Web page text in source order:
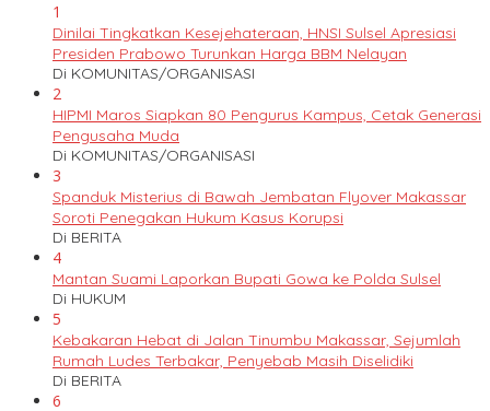
1
Dinilai Tingkatkan Kesejehateraan, HNSI Sulsel Apresiasi
Presiden Prabowo Turunkan Harga BBM Nelayan
Di KOMUNITAS/ORGANISASI
2
HIPMI Maros Siapkan 80 Pengurus Kampus, Cetak Generasi
Pengusaha Muda
Di KOMUNITAS/ORGANISASI
3
Spanduk Misterius di Bawah Jembatan Flyover Makassar
Soroti Penegakan Hukum Kasus Korupsi
Di BERITA
4
Mantan Suami Laporkan Bupati Gowa ke Polda Sulsel
Di HUKUM
5
Kebakaran Hebat di Jalan Tinumbu Makassar, Sejumlah
Rumah Ludes Terbakar, Penyebab Masih Diselidiki
Di BERITA
6